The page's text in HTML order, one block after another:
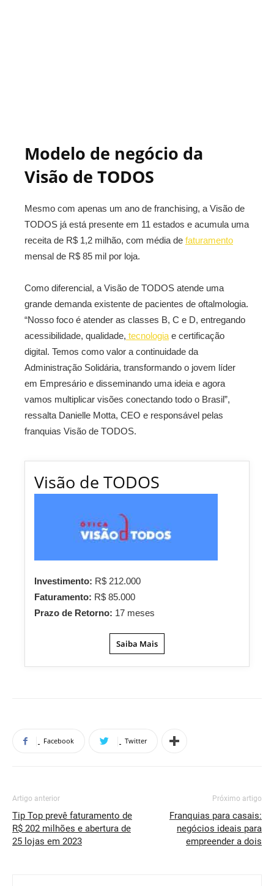
Modelo de negócio da
Visão de TODOS
Mesmo com apenas um ano de franchising, a Visão de
TODOS já está presente em 11 estados e acumula uma
receita de R$ 1,2 milhão, com média de faturamento
mensal de R$ 85 mil por loja.
Como diferencial, a Visão de TODOS atende uma
grande demanda existente de pacientes de oftalmologia.
“Nosso foco é atender as classes B, C e D, entregando
acessibilidade, qualidade, tecnologia e certificação
digital. Temos como valor a continuidade da
Administração Solidária, transformando o jovem líder
em Empresário e disseminando uma ideia e agora
vamos multiplicar visões conectando todo o Brasil”,
ressalta Danielle Motta, CEO e responsável pelas
franquias Visão de TODOS.
Visão de TODOS
Investimento: R$ 212.000
Faturamento: R$ 85.000
Prazo de Retorno: 17 meses
Saiba Mais
Facebook Twitter
Artigo anterior
Tip Top prevê faturamento de
R$ 202 milhões e abertura de
25 lojas em 2023
Próximo artigo
Franquias para casais:
negócios ideais para
empreender a dois